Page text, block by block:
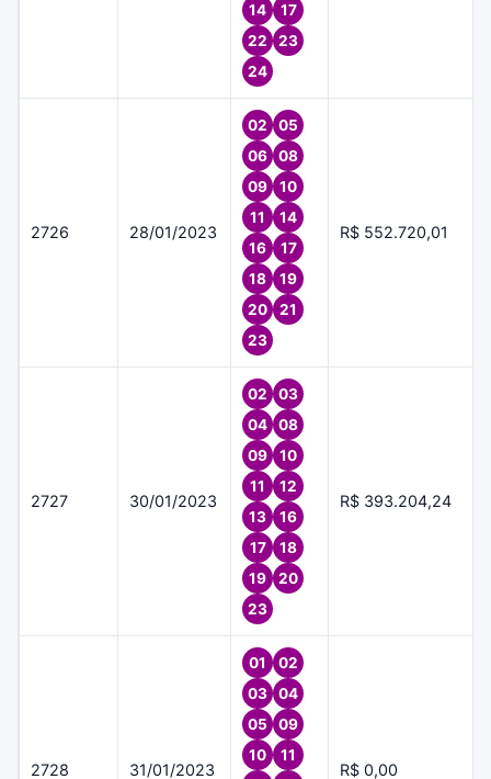
14
17
22
23
24
2726 28/01/2023
02
05
06
08
09
10
11
14
16
17
18
19
20
21
23
R$ 552.720,01
2727 30/01/2023
02
03
04
08
09
10
11
12
13
16
17
18
19
20
23
R$ 393.204,24
2728 31/01/2023
01
02
03
04
05
09
10
11
R$ 0,00